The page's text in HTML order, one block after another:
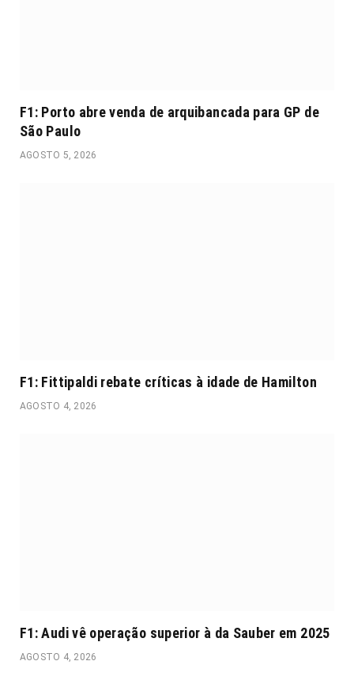
F1: Porto abre venda de arquibancada para GP de
São Paulo
AGOSTO 5, 2026
F1: Fittipaldi rebate críticas à idade de Hamilton
AGOSTO 4, 2026
F1: Audi vê operação superior à da Sauber em 2025
AGOSTO 4, 2026